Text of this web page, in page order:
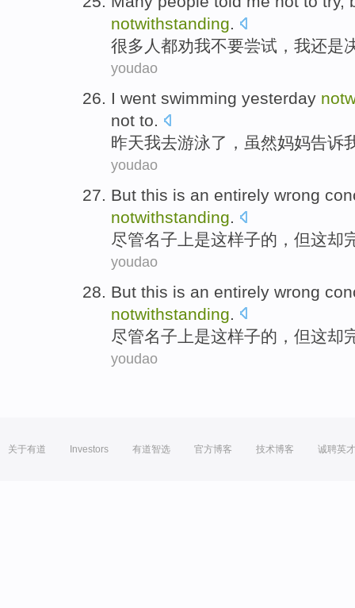
notwithstanding.
很多 人都劝我不要尝试 ， 我还是
youdao
I went swimming yesterday
not to.
昨天我去游泳了， 虽然妈妈告诉
youdao
But this is an entirely wrong
notwithstanding.
尽管名子上是这样子的， 但这却
youdao
But this is an entirely wrong
notwithstanding
尽管名子上是这样子的， 但这却
youdao
关于有道 Investors 有道智选 官方博客 技术博客 诚聘英才